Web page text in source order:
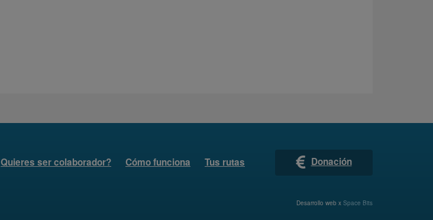
Quieres ser colaborador? Cómo funciona Tus rutas Donación
Desarrollo web x Space Bits